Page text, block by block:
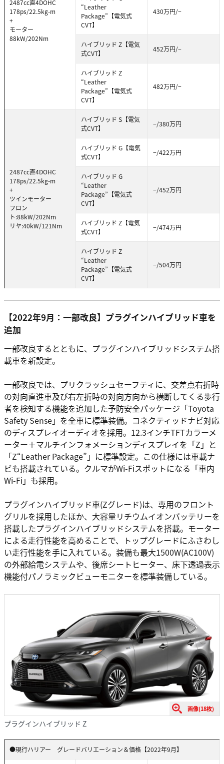
2487cc直4DOHC
178ps/22.5kg-m
+
モーター
88kW/202Nm
“Leather
Package”【電気式
CVT】
430万円/−
ハイブリッド Z【電気
式CVT】
452万円/−
ハイブリッド Z
“Leather
Package”【電気式
CVT】
482万円/−
2487cc直4DOHC
178ps/22.5kg-m
+
ツインモーター
フロン
ト:88kW/202Nm
リヤ:40kW/121Nm
ハイブリッド S【電気
式CVT】
−/380万円
ハイブリッド G【電気
式CVT】
−/422万円
ハイブリッド G
“Leather
Package”【電気式
CVT】
−/452万円
ハイブリッド Z【電気
式CVT】
−/474万円
ハイブリッド Z
“Leather
Package”【電気式
CVT】
−/504万円
【2022年9月：一部改良】プラグインハイブリッド車を
追加
一部改良するとともに、プラグインハイブリッドシステム搭
載車を新設定。
一部改良では、プリクラッシュセーフティに、交差点右折時
の対向直進車及び右左折時の対向方向から横断してくる歩行
者を検知する機能を追加した予防安全パッケージ「Toyota
Safety Sense」を全車に標準装備。コネクティッドナビ対応
のディスプレイオーディオを採用。12.3インチTFTカラーメ
ーター＋マルチインフォメーションディスプレイを「Z」と
「Z“Leather Package”」に標準設定。この仕様には車載ナ
ビも搭載されている。クルマがWi-Fiスポットになる「車内
Wi-Fi」も採用。
プラグインハイブリッド車(Zグレード)は、専用のフロント
グリルを採用したほか、大容量リチウムイオンバッテリーを
搭載したプラグインハイブリッドシステムを搭載。モーター
による走行性能を高めることで、トップグレードにふさわし
い走行性能を手に入れている。装備も最大1500W(AC100V)
の外部給電システムや、後席シートヒーター、床下透過表示
機能付パノラミックビューモニターを標準装備している。
画像(18枚)
プラグインハイブリッド Z
●現行ハリアー グレードバリエーション＆価格【2022年9月】